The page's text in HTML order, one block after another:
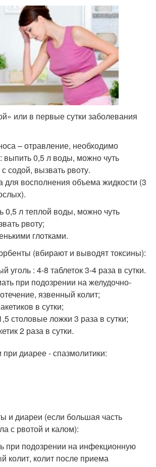
или в первые сутки заболевания
– отравление, необходимо
выпить 0,5 л воды, можно чуть
содой, вызвать рвоту.
для восполнения объема жидкости (3
0,5 л теплой воды, можно чуть
рвоту;
глотками.
(вбирают и выводят токсины):
уголь : 4-8 таблеток 3-4 раза в сутки.
при подозрении на желудочно-
язвенный колит;
в сутки;
столовые ложки 3 раза в сутки;
2 раза в сутки.
диарее - спазмолитики:
и диареи (если большая часть
с рвотой и калом):
при подозрении на инфекционную
колит, колит после приема